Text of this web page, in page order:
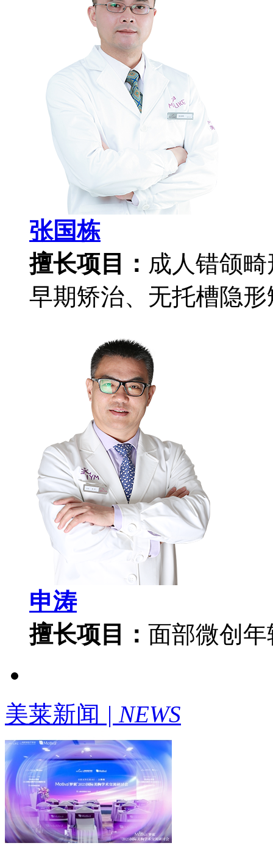
张国栋
擅长项目： 成人错颌
早期矫治、无托槽隐
申涛
擅长项目： 面部微创
美莱新闻 | NEWS